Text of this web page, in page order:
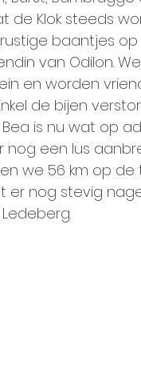
de Klok steeds
baantjes
van Odilon.
en worden
de bijen
is nu wat op
nog een lus
we 56 km op de
er nog stevig